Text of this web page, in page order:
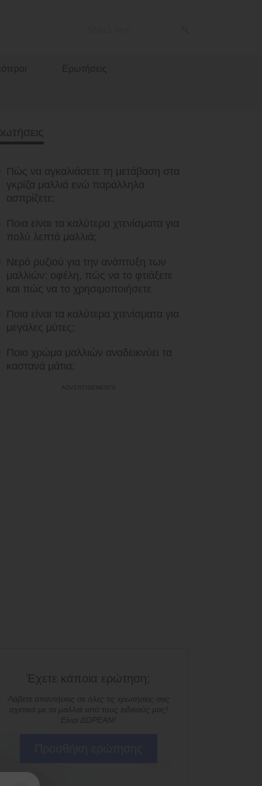
Πώς να αγκαλιάσετε τη μετάβαση στα
γκρίζα μαλλιά ενώ παράλληλα
ασπρίζετε;
Ποια είναι τα καλύτερα χτενίσματα για
πολύ λεπτά μαλλιά;
Νερό ρυζιού για την ανάπτυξη των
μαλλιών: οφέλη, πώς να το φτιάξετε
και πώς να το χρησιμοποιήσετε
Ποια είναι τα καλύτερα χτενίσματα για
μεγάλες μύτες;
Ποιο χρώμα μαλλιών αναδεικνύει τα
καστανά μάτια;
Έχετε κάποια ερώτηση;
Λάβετε απαντήσεις σε όλες τις ερωτήσεις σας
σχετικά με τα μαλλιά από τους ειδικούς μας!
Είναι ΔΩΡΕΑΝ!